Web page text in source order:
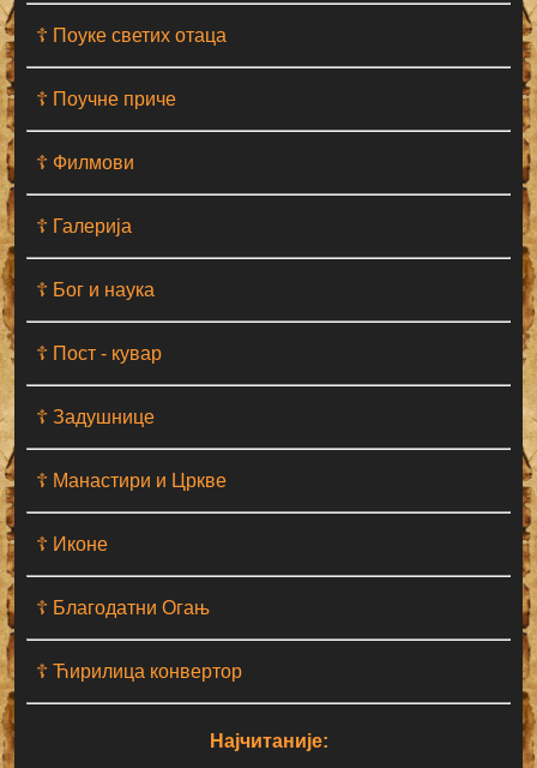
☦ Поуке светих отаца
☦ Поучне приче
☦ Филмови
☦ Галерија
☦ Бог и наука
☦ Пост - кувар
☦ Задушнице
☦ Манастири и Цркве
☦ Иконе
☦ Благодатни Огањ
☦ Ћирилица конвертор
Најчитаније: